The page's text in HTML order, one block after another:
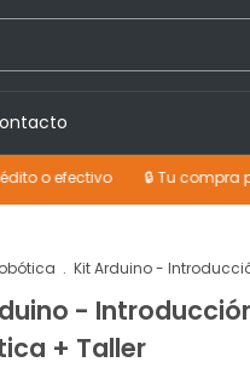
🔒 Tu compra
. Kit Arduino -
-
+ Taller